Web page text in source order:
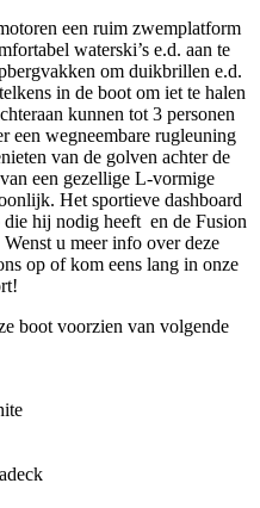
een ruim zwemplatform
waterski’s e.d. aan te
om duikbrillen e.d.
in de boot om iet te halen
kunnen tot 3 personen
een wegneembare rugleuning
van de golven achter de
een gezellige L-vormige
Het sportieve dashboard
hij nodig heeft en de Fusion
u meer info over deze
op of kom eens lang in onze
boot voorzien van volgende